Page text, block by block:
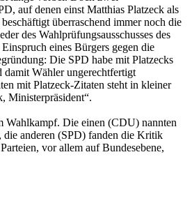
auf denen einst Matthias Platzeck als
überraschend immer noch die
des Wahlprüfungsausschusses des
eines Bürgers gegen die
Die SPD habe mit Platzecks
damit Wähler ungerechtfertigt
mit Platzeck-Zitaten steht in kleiner
Ministerpräsident“.
Wahlkampf. Die einen (CDU) nannten
die anderen (SPD) fanden die Kritik
vor allem auf Bundesebene,